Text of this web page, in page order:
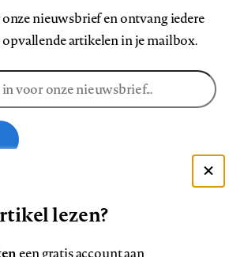
nieuwsbrief en ontvang iedere
opvallende artikelen in je mailbox.
lezen?
een gratis account aan